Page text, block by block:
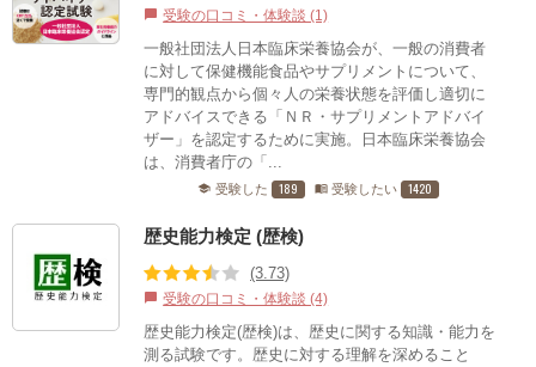
chat_bubble 受験の口コミ・体験談 (1)
一般社団法人日本臨床栄養協会が、一般の消費者
に対して保健機能食品やサプリメントについて、
専門的観点から個々人の栄養状態を評価し適切に
アドバイスできる「ＮＲ・サプリメントアドバイ
ザー」を認定するために実施。日本臨床栄養協会
は、消費者庁の「...
school 受験した 189 menu_book 受験したい 1420
歴史能力検定 (歴検)
(3.73)
chat_bubble 受験の口コミ・体験談 (4)
歴史能力検定(歴検)は、歴史に関する知識・能力を
測る試験です。歴史に対する理解を深めること